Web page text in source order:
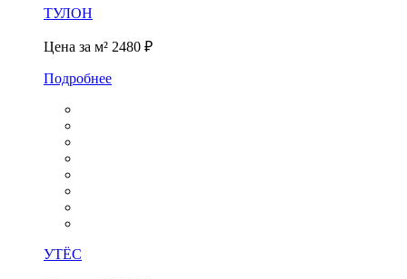
ТУЛОН
Цена за м² 2480 ₽
Подробнее
УТЁС